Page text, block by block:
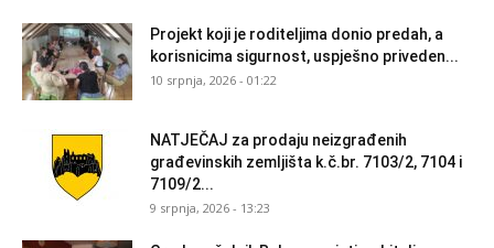
Projekt koji je roditeljima donio predah, a
korisnicima sigurnost, uspješno priveden...
10 srpnja, 2026 - 01:22
NATJEČAJ za prodaju neizgrađenih
građevinskih zemljišta k.č.br. 7103/2, 7104 i
7109/2...
9 srpnja, 2026 - 13:23